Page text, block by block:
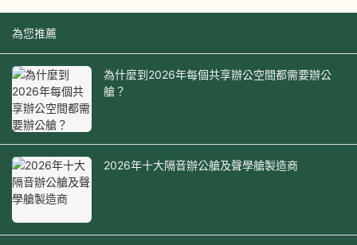
為您推薦
為什麼到2026年每個共享辦公空間都需要辦公
艙？
2026年十大隔音辦公艙及聲學艙製造商